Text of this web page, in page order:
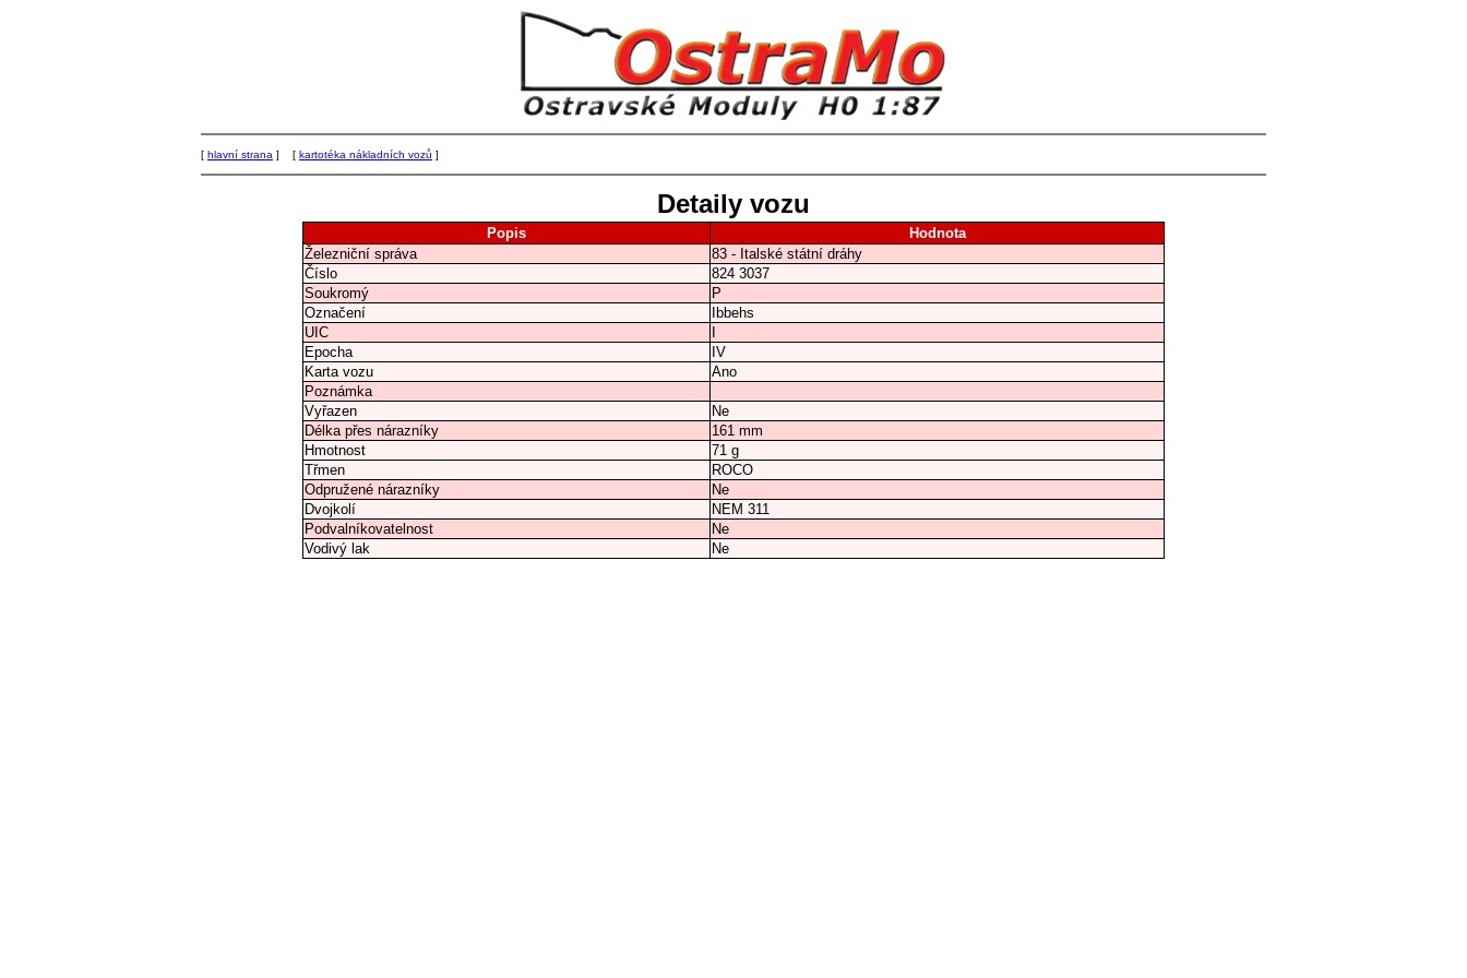
[ hlavní strana ] [ kartotéka nákladních vozů ]
Detaily vozu
Popis
Hodnota
Železniční správa
83 - Italské státní dráhy
Číslo
824 3037
Soukromý
P
Označení
Ibbehs
UIC
Epocha
IV
Karta vozu
Ano
Poznámka
Vyřazen
Ne
Délka přes nárazníky
161 mm
Hmotnost
71 g
Třmen
ROCO
Odpružené nárazníky
Ne
Dvojkolí
NEM 311
Podvalníkovatelnost
Ne
Vodivý lak
Ne